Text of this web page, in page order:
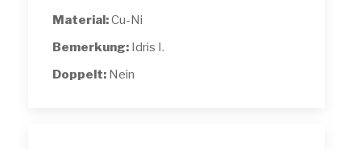
Material:Cu-Ni
Bemerkung: Idris I.
Doppelt: Nein